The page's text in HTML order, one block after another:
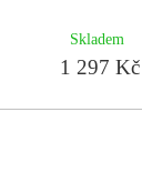
Skladem
1 297 Kč